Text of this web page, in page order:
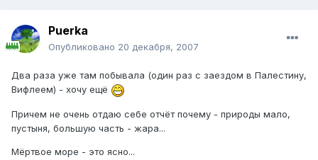
Puerka
Опубликовано 20 декабря, 2007
Два раза уже там побывала (один раз с заездом в Палестину,
Вифлеем) - хочу ещё
Причем не очень отдаю себе отчёт почему - природы мало,
пустыня, большую часть - жара...
Мёртвое море - это ясно...